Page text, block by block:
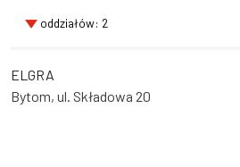
oddziałów: 2
ELGRA
Bytom, ul. Składowa 20